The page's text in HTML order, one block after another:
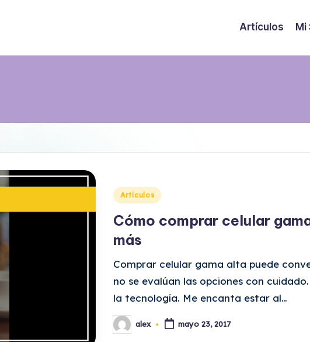
Artículos Mi
Publicado
Artículos
Cómo comprar celular
más
Comprar celular gama alta puede
no se evalúan las opciones con
la tecnología. Me encanta estar al…
Publicado
por
alex mayo 23, 2017